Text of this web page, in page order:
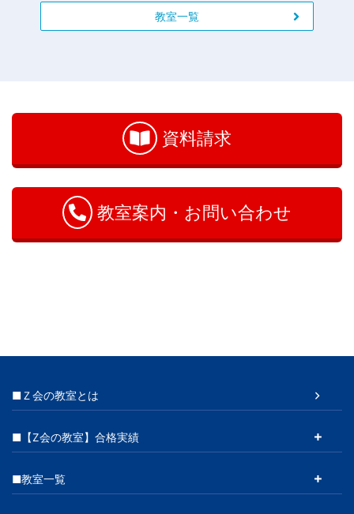
教室一覧
資料請求
教室案内・お問い合わせ
■Ｚ会の教室とは
■【Z会の教室】合格実績
■教室一覧